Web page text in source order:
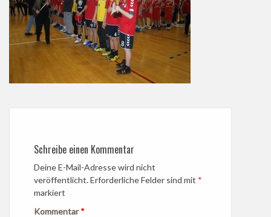
Schreibe einen Kommentar
Deine E-Mail-Adresse wird nicht
veröffentlicht.Erforderliche Felder sind mit *
markiert
Kommentar*